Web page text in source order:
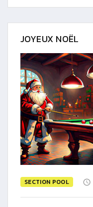
JOYEUX NOËL
SECTION POOL